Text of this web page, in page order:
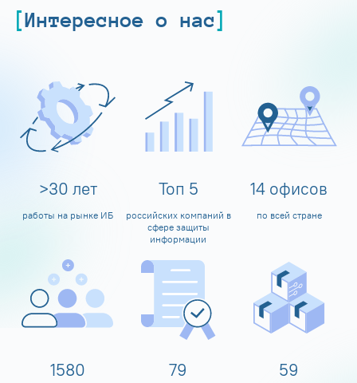
Интересное о нас
>30 лет
работы на рынке ИБ
Топ 5
российских компаний в
сфере защиты
информации
14 офисов
по всей стране
1600 80 60